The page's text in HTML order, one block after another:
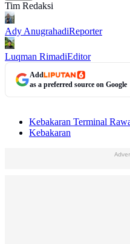
Tim Redaksi
Ady AnugrahadiReporter
Luqman RimadiEditor
Add
as a preferred source on Google
Kebakaran Terminal
Kebakaran